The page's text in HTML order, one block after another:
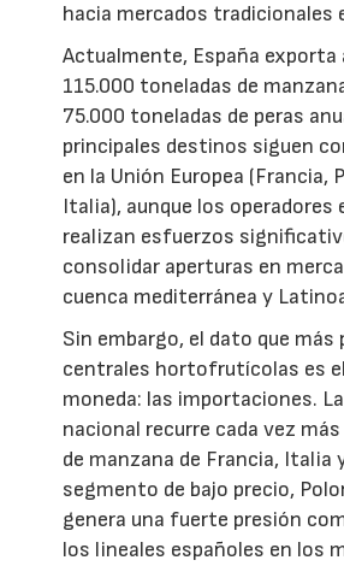
hacia mercados tradicionales
Actualmente, España exporta
115.000 toneladas de
75.000 toneladas de peras
principales destinos siguen
en la Unión Europea (Francia,
Italia), aunque los operadores
realizan esfuerzos
consolidar aperturas en
cuenca mediterránea y
Sin embargo, el dato que más
centrales hortofrutícolas es
moneda: las importaciones.
nacional recurre cada vez
de manzana de Francia, Italia
segmento de bajo precio,
genera una fuerte presión
los lineales españoles en los